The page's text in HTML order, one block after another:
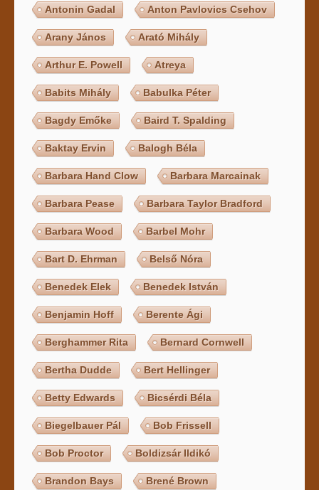
Antonin Gadal Anton Pavlovics Csehov
Arany János Arató Mihály
Arthur E. Powell Atreya
Babits Mihály Babulka Péter
Bagdy Emőke Baird T. Spalding
Baktay Ervin Balogh Béla
Barbara Hand Clow Barbara Marcainak
Barbara Pease Barbara Taylor Bradford
Barbara Wood Barbel Mohr
Bart D. Ehrman Belső Nóra
Benedek Elek Benedek István
Benjamin Hoff Berente Ági
Berghammer Rita Bernard Cornwell
Bertha Dudde Bert Hellinger
Betty Edwards Bicsérdi Béla
Biegelbauer Pál Bob Frissell
Bob Proctor Boldizsár Ildikó
Brandon Bays Brené Brown